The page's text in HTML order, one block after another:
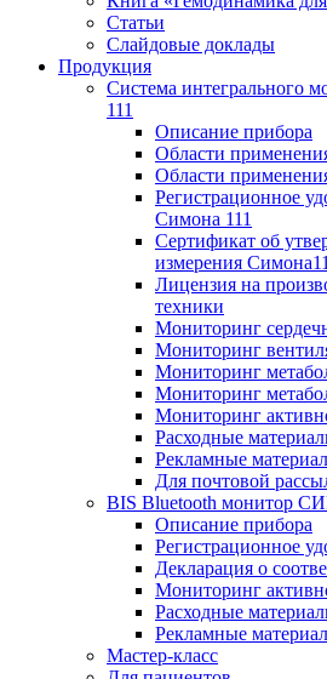
Статьи
Слайдовые доклады
Продукция
Система
111
Описание прибора
Области
Области
Регистрационное
Симона 111
Сертификат об
измерения
Лицензия на
техники
Мониторинг
Мониторинг
Мониторинг
Мониторинг
Мониторинг
Расходные
Рекламные
Для почтовой
BIS Bluetooth монитор
Описание прибора
Регистрационное
Декларация о
Мониторинг
Расходные
Рекламные
Мастер-класс